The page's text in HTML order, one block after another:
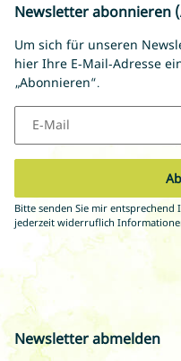
Newsletter abonnieren
Um sich für unseren
hier Ihre E-Mail-Adresse
„Abonnieren“.
E-Mail
Bitte senden Sie mir entsprechend
jederzeit widerruflich
Newsletter abmelden